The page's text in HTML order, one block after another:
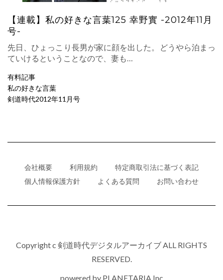
【連載】私の好きな言葉125 幸野實 -2012年11月
号-
先日、ひょっこり長男が家に顔を出した。どうやら泊まっ
ていけるということなので、妻も…
有料記事
私の好きな言葉
剣道時代2012年11月号
会社概要 利用規約
特定商取引法に基づく表記
個人情報保護方針
よくある質問 お問い合わせ
Copyright c 剣道時代デジタルアーカイブ ALL RIGHTS
RESERVED.
powered by PLANETARIA,Inc